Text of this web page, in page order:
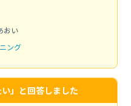
おい
ング
」と回答しました